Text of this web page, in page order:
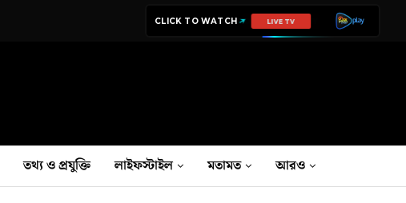
CLICK TO WATCH LIVE TV
তথ‍্য ও প্রযুক্তি লাইফস্টাইল মতামত আরও